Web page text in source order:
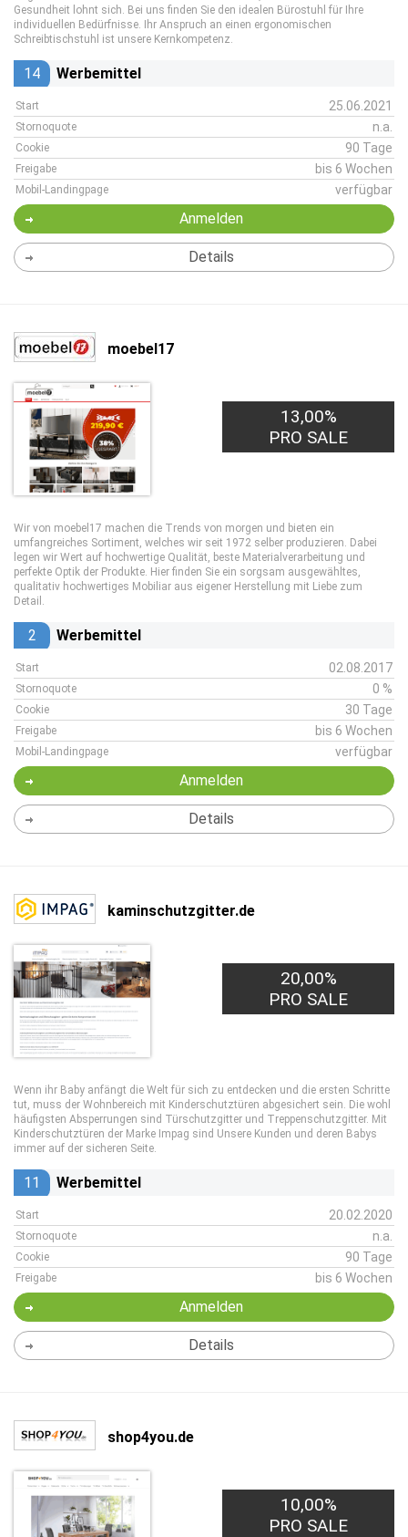
Gesundheit lohnt sich. Bei uns finden Sie den idealen Bürostuhl für Ihre
individuellen Bedürfnisse. Ihr Anspruch an einen ergonomischen
Schreibtischstuhl ist unsere Kernkompetenz.
14 Werbemittel
Start 25.06.2021
Stornoquote n.a.
Cookie 90 Tage
Freigabe bis 6 Wochen
Mobil-Landingpage verfügbar
Anmelden
Details
moebel17
13,00%
PRO SALE
Wir von moebel17 machen die Trends von morgen und bieten ein
umfangreiches Sortiment, welches wir seit 1972 selber produzieren. Dabei
legen wir Wert auf hochwertige Qualität, beste Materialverarbeitung und
perfekte Optik der Produkte. Hier finden Sie ein sorgsam ausgewähltes,
qualitativ hochwertiges Mobiliar aus eigener Herstellung mit Liebe zum
Detail.
2 Werbemittel
Start 02.08.2017
Stornoquote 0 %
Cookie 30 Tage
Freigabe bis 6 Wochen
Mobil-Landingpage verfügbar
Anmelden
Details
kaminschutzgitter.de
20,00%
PRO SALE
Wenn ihr Baby anfängt die Welt für sich zu entdecken und die ersten Schritte
tut, muss der Wohnbereich mit Kinderschutztüren abgesichert sein. Die wohl
häufigsten Absperrungen sind Türschutzgitter und Treppenschutzgitter. Mit
Kinderschutztüren der Marke Impag sind Unsere Kunden und deren Babys
immer auf der sicheren Seite.
11 Werbemittel
Start 20.02.2020
Stornoquote n.a.
Cookie 90 Tage
Freigabe bis 6 Wochen
Anmelden
Details
shop4you.de
10,00%
PRO SALE